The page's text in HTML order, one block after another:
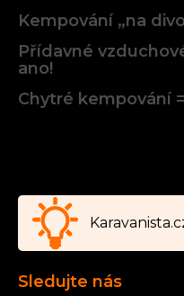
Kempování „na
Přídavné
ano!
Chytré kempování
Sledujte nás